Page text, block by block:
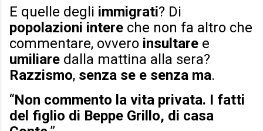
E quelle degli immigrati? Di
popolazioni intere che non fa altro che
commentare, ovvero insultare e
umiliare dalla mattina alla sera?
Razzismo, senza se e senza ma.
“Non commento la vita privata. I fatti
del figlio di Beppe Grillo, di casa